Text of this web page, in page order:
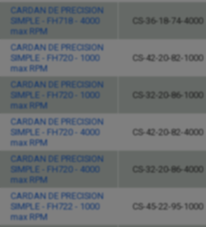
CARDAN DE PRECISION
SIMPLE - FH718 - 4000
max RPM
CS-36-18-74-4000
CARDAN DE PRECISION
SIMPLE - FH720 - 1000
max RPM
CS-42-20-82-1000
CARDAN DE PRECISION
SIMPLE - FH720 - 1000
max RPM
CS-32-20-86-1000
CARDAN DE PRECISION
SIMPLE - FH720 - 4000
max RPM
CS-42-20-82-4000
CARDAN DE PRECISION
SIMPLE - FH720 - 4000
max RPM
CS-32-20-86-4000
CARDAN DE PRECISION
SIMPLE - FH722 - 1000
max RPM
CS-45-22-95-1000